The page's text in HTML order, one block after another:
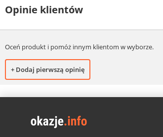
Opinie klientów
Oceń produkt i pomóż innym klientom w wyborze.
+ Dodaj pierwszą opinię